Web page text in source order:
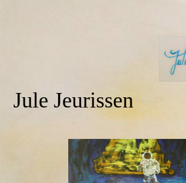
Jule Jeurissen